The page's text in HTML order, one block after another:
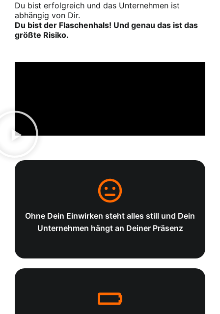
Du bist erfolgreich und das Unternehmen ist
abhängig von Dir.
Du bist der Flaschenhals! Und genau das ist das
größte Risiko.
Ohne Dein Einwirken steht alles still und Dein
Unternehmen hängt an Deiner Präsenz
Ohne Dich geht nichts. Jede Entscheidung, jeder Konflikt,
jeder wichtige Kunde landet auf Deinem Tisch. Dein